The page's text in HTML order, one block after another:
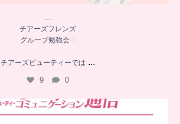
…
チアーズフレンズ
グループ勉強会
チアーズビューティーでは ...
9 0
..